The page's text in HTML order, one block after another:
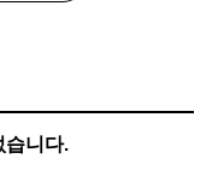
습니다.